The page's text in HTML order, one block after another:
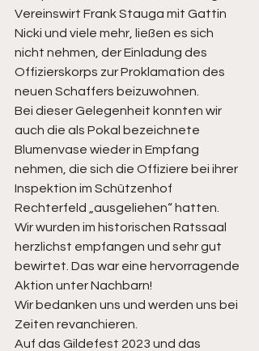
Vereinswirt Frank Stauga mit Gattin
Nicki und viele mehr, ließen es sich
nicht nehmen, der Einladung des
Offizierskorps zur Proklamation des
neuen Schaffers beizuwohnen.
Bei dieser Gelegenheit konnten wir
auch die als Pokal bezeichnete
Blumenvase wieder in Empfang
nehmen, die sich die Offiziere bei ihrer
Inspektion im Schützenhof
Rechterfeld „ausgeliehen“ hatten.
Wir wurden im historischen Ratssaal
herzlichst empfangen und sehr gut
bewirtet. Das war eine hervorragende
Aktion unter Nachbarn!
Wir bedanken uns und werden uns bei
Zeiten revanchieren.
Auf das Gildefest 2023 und das